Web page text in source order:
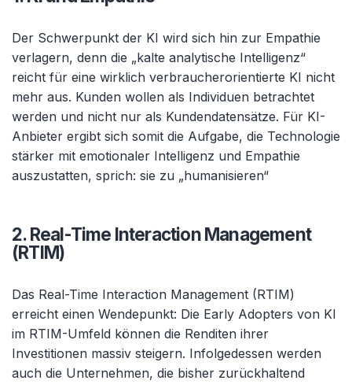
Der Schwerpunkt der KI wird sich hin zur Empathie
verlagern, denn die „kalte analytische Intelligenz“
reicht für eine wirklich verbraucherorientierte KI nicht
mehr aus. Kunden wollen als Individuen betrachtet
werden und nicht nur als Kundendatensätze. Für KI-
Anbieter ergibt sich somit die Aufgabe, die Technologie
stärker mit emotionaler Intelligenz und Empathie
auszustatten, sprich: sie zu „humanisieren“
2. Real-Time Interaction Management
(RTIM)
Das Real-Time Interaction Management (RTIM)
erreicht einen Wendepunkt: Die Early Adopters von KI
im RTIM-Umfeld können die Renditen ihrer
Investitionen massiv steigern. Infolgedessen werden
auch die Unternehmen, die bisher zurückhaltend